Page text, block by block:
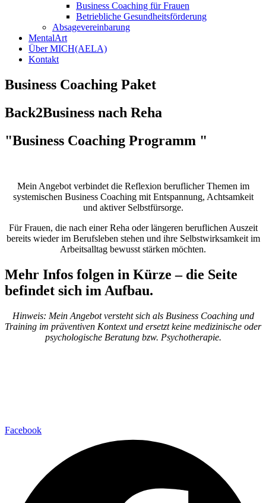
Business Coaching für Frauen
Betriebliche Gesundheitsförderung
Absagevereinbarung
MentalArt
Über MICH(AELA)
Kontakt
Business Coaching Paket
Back2Business nach Reha
"Business Coaching Programm "
Mein Angebot verbindet die Reflexion beruflicher Themen im
systemischen Business Coaching mit Entspannung, Achtsamkeit
und aktiver Selbstfürsorge.
Für Frauen, die nach einer Reha oder längeren beruflichen Auszeit
bereits wieder im Berufsleben stehen und ihre Selbstwirksamkeit im
Arbeitsalltag bewusst stärken möchten.
Mehr Infos folgen in Kürze – die Seite
befindet sich im Aufbau.
Hinweis: Mein Angebot versteht sich als Business Coaching und
Training im präventiven Kontext und ersetzt keine medizinische oder
psychologische Beratung bzw. Psychotherapie.
Facebook